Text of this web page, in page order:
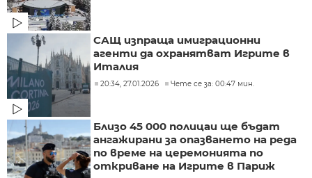
САЩ изпраща имиграционни
агенти да охранятват Игрите в
Италия
20:34, 27.01.2026 Чете се за: 00:47 мин.
Близо 45 000 полицаи ще бъдат
ангажирани за опазването на реда
по време на церемонията по
откриване на Игрите в Париж